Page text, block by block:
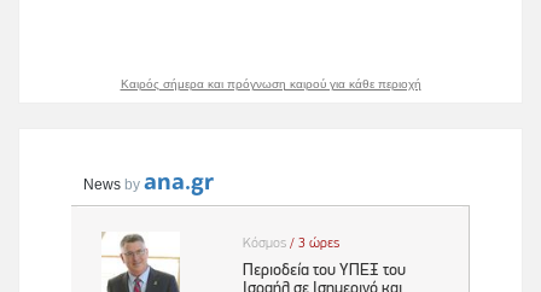
Καιρός σήμερα και πρόγνωση καιρού για κάθε περιοχή